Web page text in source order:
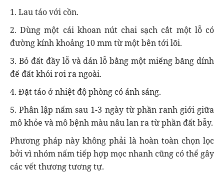
1. Lau táo với cồn.
2. Dùng một cái khoan nút chai sạch cắt một lỗ có
đường kính khoảng 10 mm từ một bên tới lõi.
3. Bỏ đất đầy lỗ và dán lỗ bằng một miếng băng dính
để đất khỏi rơi ra ngoài.
4. Đặt táo ở nhiệt độ phòng có ánh sáng.
5. Phân lập nấm sau 1-3 ngày từ phần ranh giới giữa
mô khỏe và mô bệnh màu nâu lan ra từ phần đất bẫy.
Phương pháp này không phải là hoàn toàn chọn lọc
bởi vì nhóm nấm tiếp hợp mọc nhanh cũng có thể gây
các vết thương tương tự.